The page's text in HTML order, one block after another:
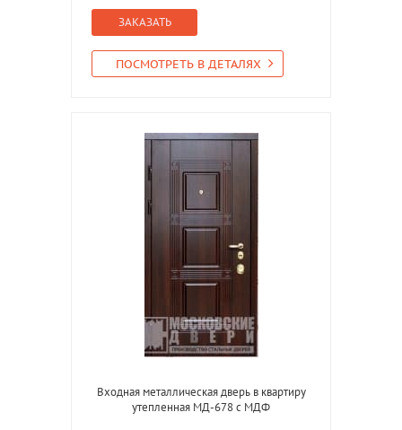
ЗАКАЗАТЬ
ПОСМОТРЕТЬ В ДЕТАЛЯХ
Входная металлическая дверь в квартиру
утепленная МД-678 с МДФ